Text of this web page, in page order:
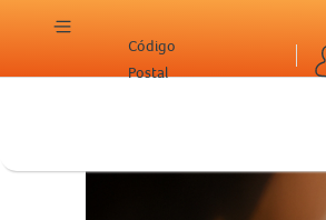
Código
Postal